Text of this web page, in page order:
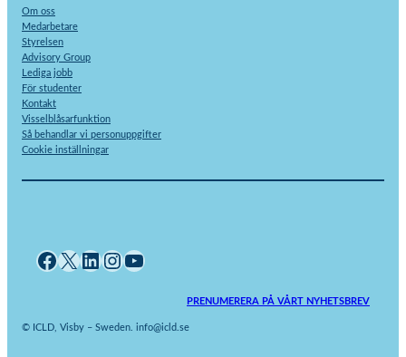
Om oss
Medarbetare
Styrelsen
Advisory Group
Lediga jobb
För studenter
Kontakt
Visselblåsarfunktion
Så behandlar vi personuppgifter
Cookie inställningar
Facebook X LinkedIn InstagramYouTube
PRENUMERERA PÅ VÅRT NYHETSBREV
© ICLD, Visby – Sweden. info@icld.se